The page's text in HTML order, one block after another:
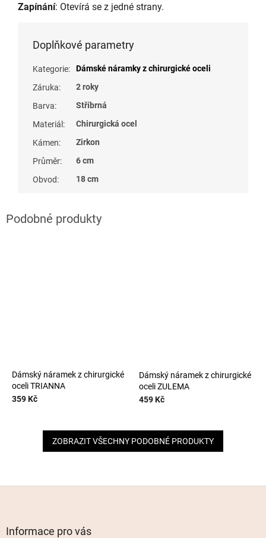
Zapínání: Otevírá se z jedné strany.
Doplňkové parametry
Kategorie:
Dámské náramky z chirurgické oceli
Záruka:
2 roky
Barva:
Stříbrná
Materiál :
Chirurgická ocel
Kámen:
Zirkon
Průměr:
6 cm
Obvod: 18 cm
Dámský náramek z chirurgické
oceli TRIANNA
359 Kč
Dámský náramek z chirurgické
oceli ZULEMA
459 Kč
ZOBRAZIT VŠECHNY PODOBNÉ PRODUKTY
Informace pro vás